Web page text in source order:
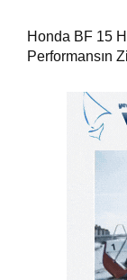
Honda BF 15
Performansın